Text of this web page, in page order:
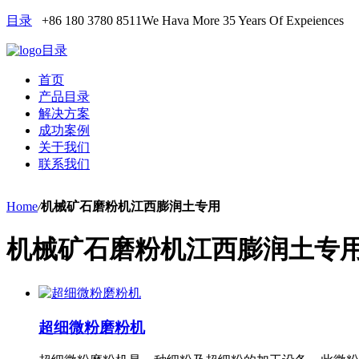
目录 +86 180 3780 8511We Hava More 35 Years Of Expeiences
目录
首页
产品目录
解决方案
成功案例
关于我们
联系我们
Home/机械矿石磨粉机江西膨润土专用
机械矿石磨粉机江西膨润土专
超细微粉磨粉机